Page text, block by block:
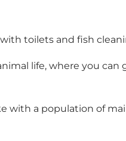
toilets and fish
life, where you
with a population of